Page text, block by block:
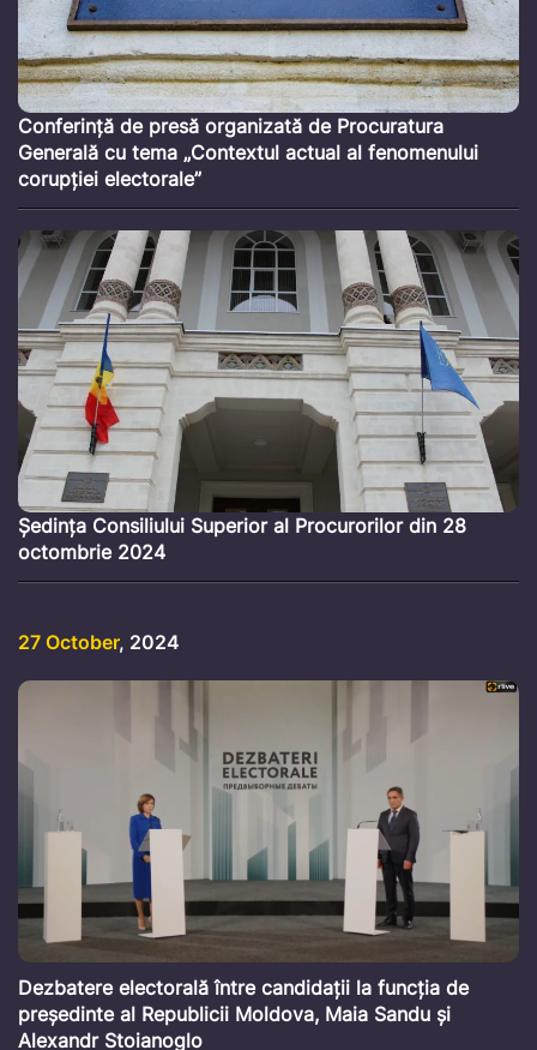
Conferință de presă organizată de Procuratura
Generală cu tema „Contextul actual al fenomenului
corupției electorale”
Ședința Consiliului Superior al Procurorilor din 28
octombrie 2024
27 October, 2024
Dezbatere electorală între candidații la funcția de
președinte al Republicii Moldova, Maia Sandu și
Alexandr Stoianoglo